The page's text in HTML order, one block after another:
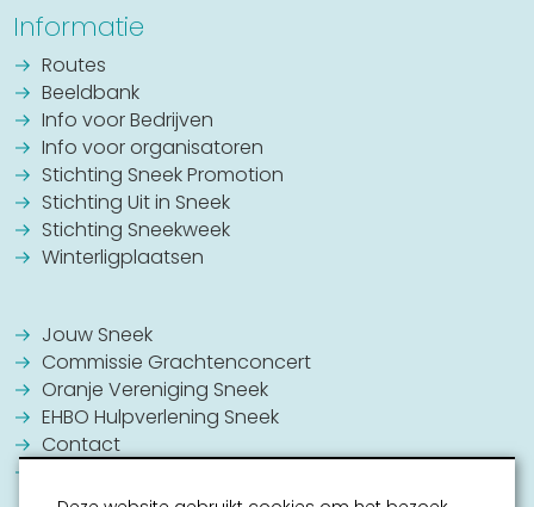
Informatie
Routes
Beeldbank
Info voor Bedrijven
Info voor organisatoren
Stichting Sneek Promotion
Stichting Uit in Sneek
Stichting Sneekweek
Winterligplaatsen
Jouw Sneek
Commissie Grachtenconcert
Oranje Vereniging Sneek
EHBO Hulpverlening Sneek
Contact